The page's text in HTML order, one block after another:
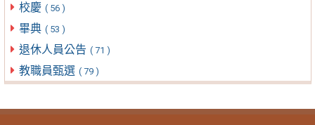
校慶 ( 56 )
畢典 ( 53 )
退休人員公告 ( 71 )
教職員甄選 ( 79 )